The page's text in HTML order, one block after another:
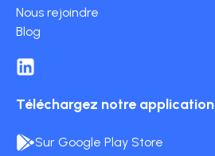
Nous rejoindre
Blog
Téléchargez notre application
Sur Google Play Store